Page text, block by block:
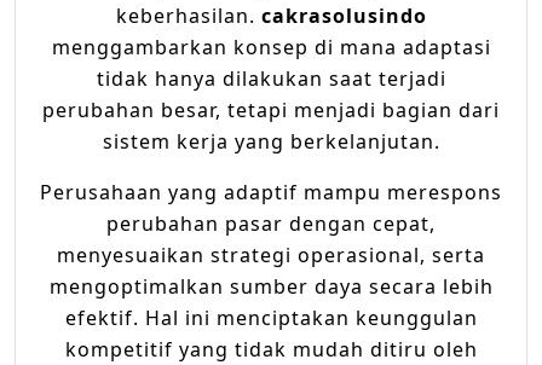
keberhasilan. cakrasolusindo
menggambarkan konsep di mana adaptasi
tidak hanya dilakukan saat terjadi
perubahan besar, tetapi menjadi bagian dari
sistem kerja yang berkelanjutan.
Perusahaan yang adaptif mampu merespons
perubahan pasar dengan cepat,
menyesuaikan strategi operasional, serta
mengoptimalkan sumber daya secara lebih
efektif. Hal ini menciptakan keunggulan
kompetitif yang tidak mudah ditiru oleh